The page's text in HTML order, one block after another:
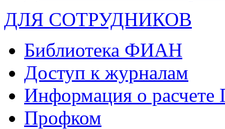
ДЛЯ СОТРУДНИКОВ
Библиотека ФИАН
Доступ к журналам
Информация о
Профком